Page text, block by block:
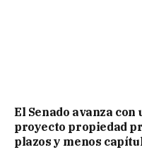
El Senado avanza
proyecto propiedad
plazos y menos